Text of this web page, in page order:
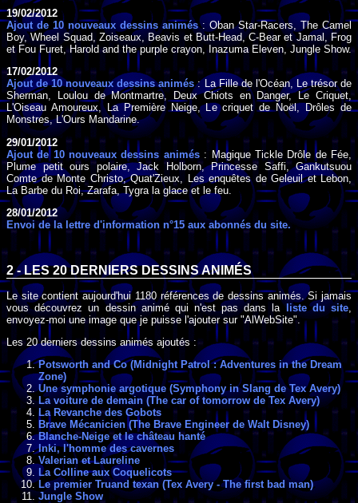
19/02/2012
Ajout de 10 nouveaux dessins animés: Oban Star-Racers, The Camel
Boy, Wheel Squad, Zoiseaux, Beavis et Butt-Head, C-Bear et Jamal, Frog
et Fou Furet, Harold and the purple crayon, Inazuma Eleven, Jungle Show.
17/02/2012
Ajout de 10 nouveaux dessins animés: La Fille de l'Océan, Le trésor de
Sherman, Loulou de Montmartre, Deux Chiots en Danger, Le Criquet,
L'Oiseau Amoureux, La Première Neige, Le criquet de Noël, Drôles de
Monstres, L'Ours Mandarine.
29/01/2012
Ajout de 10 nouveaux dessins animés: Magique Tickle Drôle de Fée,
Plume petit ours polaire, Jack Holborn, Princesse Saffi, Gankutsuou
Comte de Monte Christo, Quat'Zieux, Les enquêtes de Geleuil et Lebon,
La Barbe du Roi, Zarafa, Tygra la glace et le feu.
28/01/2012
Envoi de la lettre d'information n°15 aux abonnés du site.
2 - LES 20 DERNIERS DESSINS ANIMÉS
Le site contient aujourd'hui 1180 références de dessins animés. Si jamais
vous découvrez un dessin animé qui n'est pas dans laliste du site
envoyez-moi une image que je puisse l'ajouter sur "AlWebSite".
Les 20 derniers dessins animés ajoutés :
Potsworth and Co (Midnight Patrol : Adventures in the Dream
Zone)
Une symphonie argotique (Symphony in Slang de Tex Avery)
La voiture de demain (The car of tomorrow de Tex Avery)
La Revanche des Gobots
Brave Mécanicien (The Brave Engineer de Walt Disney)
Blanche-Neige et le château hanté
Inki, l'homme des cavernes
Valerian et Laureline
La Colline aux Coquelicots
Le premier Truand texan (Tex Avery - The first bad man)
Jungle Show